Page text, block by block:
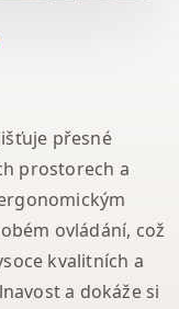
přesné
prostorech a
ovládání, což
kvalitních a
a dokáže si